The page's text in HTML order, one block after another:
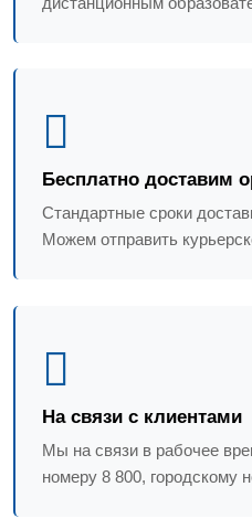
Бесплатно доставим
Стандартные сроки
Можем отправить
На связи с клиентами
Мы на связи в рабочее
номеру 8 800, городскому